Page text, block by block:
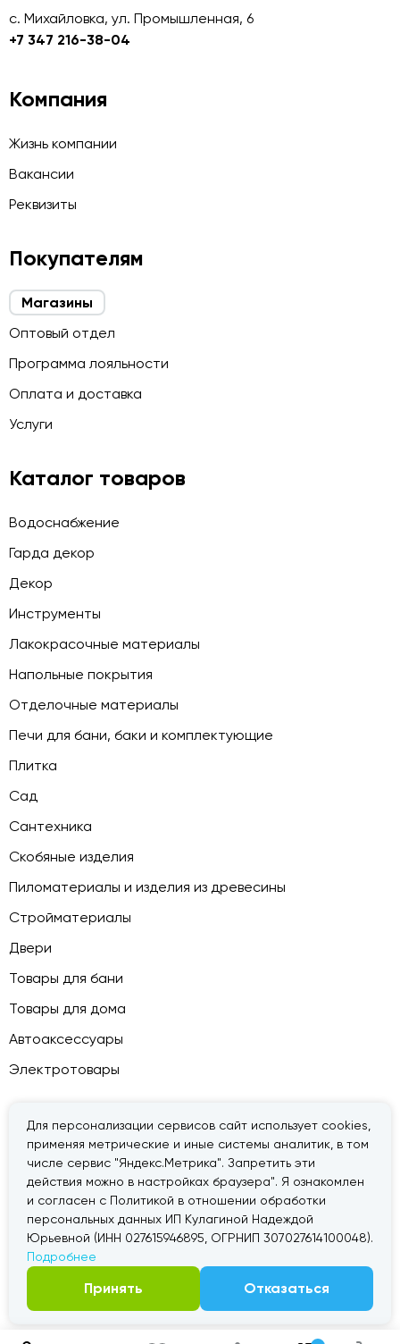
Для персонализации сервисов сайт использует cookies,
применяя метрические и иные системы аналитик, в том
числе сервис "Яндекс.Метрика". Запретить эти
действия можно в настройках браузера". Я ознакомлен
и согласен с Политикой в отношении обработки
персональных данных ИП Кулагиной Надеждой
Юрьевной (ИНН 027615946895, ОГРНИП 307027614100048).
Подробнее
Принять Отказаться
с. Михайловка, ул. Промышленная, 6
+7 347 216-38-04
Компания
Жизнь компании
Вакансии
Реквизиты
Покупателям
Магазины
Оптовый отдел
Программа лояльности
Оплата и доставка
Услуги
Каталог товаров
Водоснабжение
Гарда декор
Декор
Инструменты
Лакокрасочные материалы
Напольные покрытия
Отделочные материалы
Печи для бани, баки и комплектующие
Плитка
Сад
Сантехника
Скобяные изделия
Пиломатериалы и изделия из древесины
Стройматериалы
Двери
Товары для бани
Товары для дома
Автоаксессуары
Электротовары
© 2026 — «Дачник».Правовая информация